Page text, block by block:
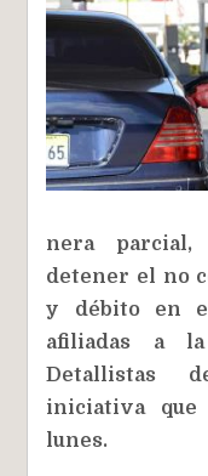
nera
detener el no
y débito en
afiliadas a
Detallistas
iniciativa que
lunes.